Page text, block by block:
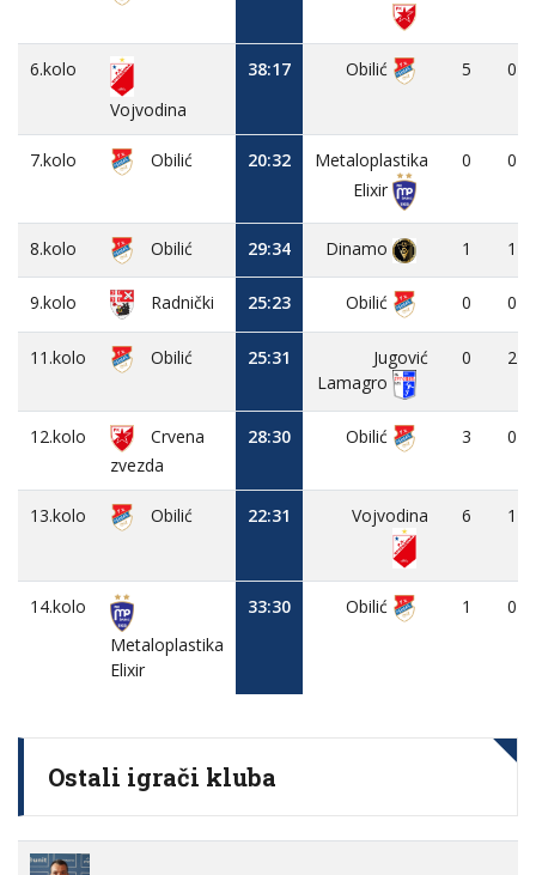
6.kolo
Vojvodina
38:17 Obilić 5 0
7.kolo Obilić 20:32
Metaloplastika
Elixir
0 0
8.kolo Obilić 29:34 Dinamo 1 1
9.kolo Radnički 25:23 Obilić 0 0
11.kolo Obilić 25:31
Jugović
Lamagro
0 2
12.kolo
Crvena
zvezda
28:30 Obilić 3 0
13.kolo Obilić 22:31 Vojvodina 6 1
14.kolo
Metaloplastika
Elixir
33:30 Obilić 1 0
Ostali igrači kluba